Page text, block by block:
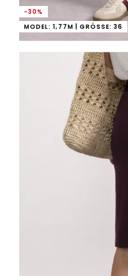
-30%
MODEL: 1,77M | GRÖSSE: 36